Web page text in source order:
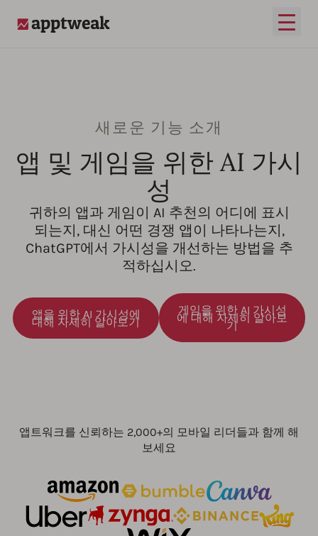
메인
새로운 기능 소개
앱 및 게임을 위한 AI 가시
성
귀하의 앱과 게임이 AI 추천의 어디에 표시
되는지, 대신 어떤 경쟁 앱이 나타나는지,
ChatGPT에서 가시성을 개선하는 방법을 추
적하십시오.
앱을 위한 AI 가시성에
대해 자세히 알아보기
게임을 위한 AI 가시성
에 대해 자세히 알아보
기
앱트워크를 신뢰하는 2,000+의 모바일 리더들과 함께 해
보세요